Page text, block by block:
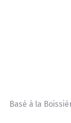
Basé à la